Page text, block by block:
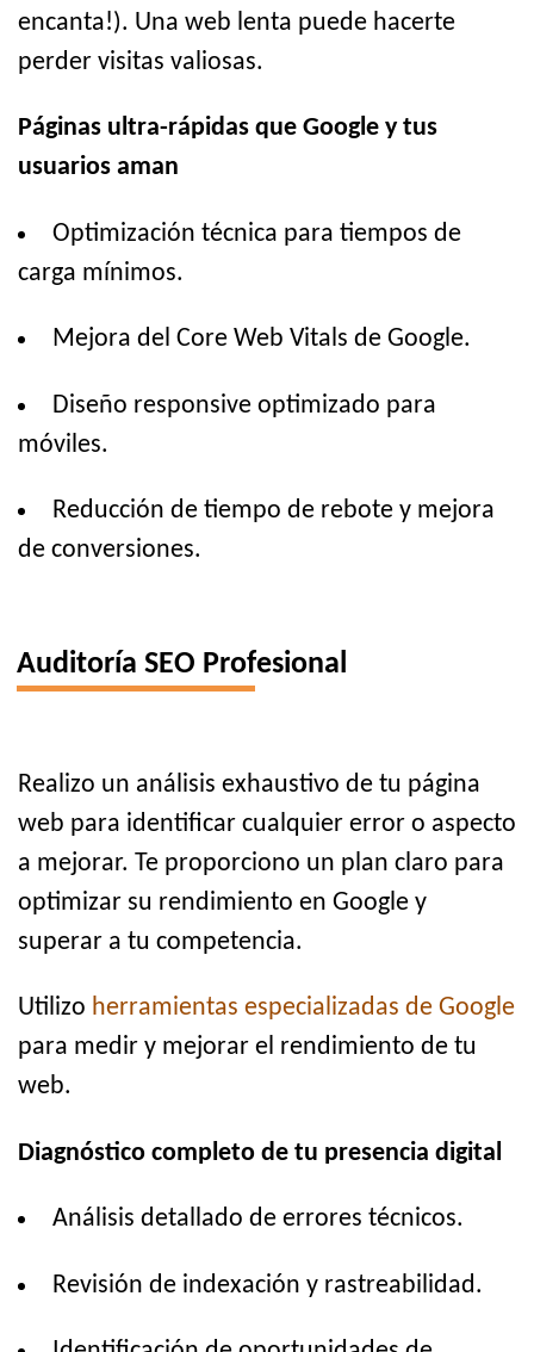
encanta!). Una web lenta puede hacerte
perder visitas valiosas.
Páginas ultra-rápidas que Google y tus
usuarios aman
Optimización técnica para tiempos de
carga mínimos.
Mejora del Core Web Vitals de Google.
Diseño responsive optimizado para
móviles.
Reducción de tiempo de rebote y mejora
de conversiones.
Auditoría SEO Profesional
Realizo un análisis exhaustivo de tu página
web para identificar cualquier error o aspecto
a mejorar. Te proporciono un plan claro para
optimizar su rendimiento en Google y
superar a tu competencia.
Utilizo herramientas especializadas de Google
para medir y mejorar el rendimiento de tu
web.
Diagnóstico completo de tu presencia digital
Análisis detallado de errores técnicos.
Revisión de indexación y rastreabilidad.